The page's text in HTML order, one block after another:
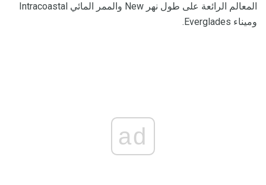
المعالم الرائعة على طول نهر New والممر المائي Intracoastal
وميناء Everglades.
ad